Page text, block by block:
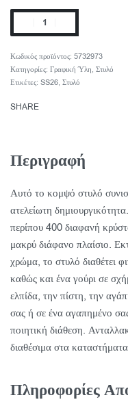
5732973
Κατηγορίες: Γραφική Ύλη, Στυλό
Ετικέτες: SS26, Στυλό
SHARE
Περιγραφή
Αυτό το κομψό στυλό
ατελείωτη
περίπου 400 διαφανή
μακρύ διάφανο πλαίσιο.
χρώμα, το στυλό διαθέτει
καθώς και ένα γούρι σε
ελπίδα, την πίστη, την
σας ή σε ένα αγαπημένο σας
ποιητική διάθεση.
διαθέσιμα στα
Πληροφορίες